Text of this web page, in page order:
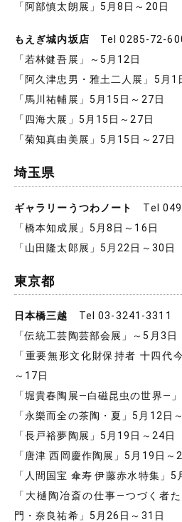
「阿部慎太朗展」5月8日～20日
もえぎ城内坂店 Tel 0285-72-
「若林健吾展」～5月12日
「阿久津忠男・雅土二人展」5月1
「馬川祐輔展」5月15日～27日
「四海大展」5月15日～27日
「菊知真由美展」5月15日～27日
埼玉県
ギャラリーうつわノート
Tel
「橋本知成展」5月8日～16日
「山田隆太郎展」5月22日～30日
東京都
日本橋三越
Tel 03-3241-3311
「伝統工芸陶芸部会展」～5月3日
「重要無形文化財保持者 十四代
～17日
「堀貴春陶展―白磁昆虫の世界―
「永樂而全の茶陶・夏」5月12日
「長戸裕夢陶展」5月19日～24日
「唐津 西岡慶作陶展」5月19日～
「人間国宝 傘寿 伊藤赤水特集」
「大樋陶冶斎の仕事―つづく者
門・奈良祐希」5月26日～31日